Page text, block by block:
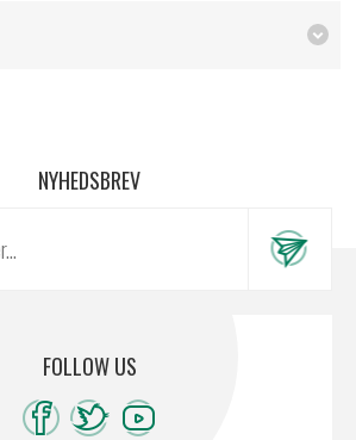
NYHEDSBREV
FOLLOW US